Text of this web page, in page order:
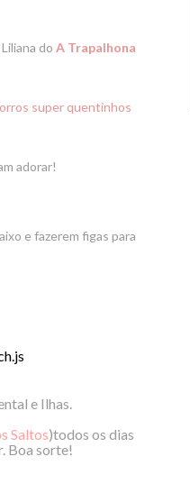
Liliana do A Trapalhona
super quentinhos
adorar!
e fazerem figas para
e Ilhas.
Saltos)todos os dias
Boa sorte!